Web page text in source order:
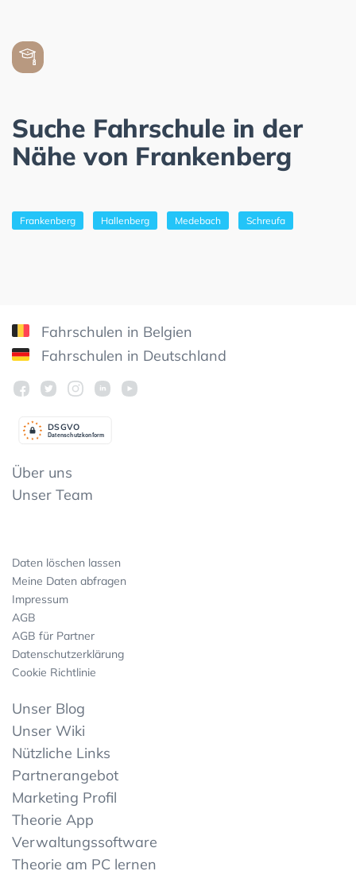
Suche Fahrschule in der
Nähe von Frankenberg
Frankenberg Hallenberg Medebach Schreufa
Fahrschulen in Belgien
Fahrschulen in Deutschland
Datenschutzkonform
DSGVO
Über uns
Unser Team
Daten löschen lassen
Meine Daten abfragen
Impressum
AGB
AGB für Partner
Datenschutzerklärung
Cookie Richtlinie
Unser Blog
Unser Wiki
Nützliche Links
Partnerangebot
Marketing Profil
Theorie App
Verwaltungssoftware
Theorie am PC lernen